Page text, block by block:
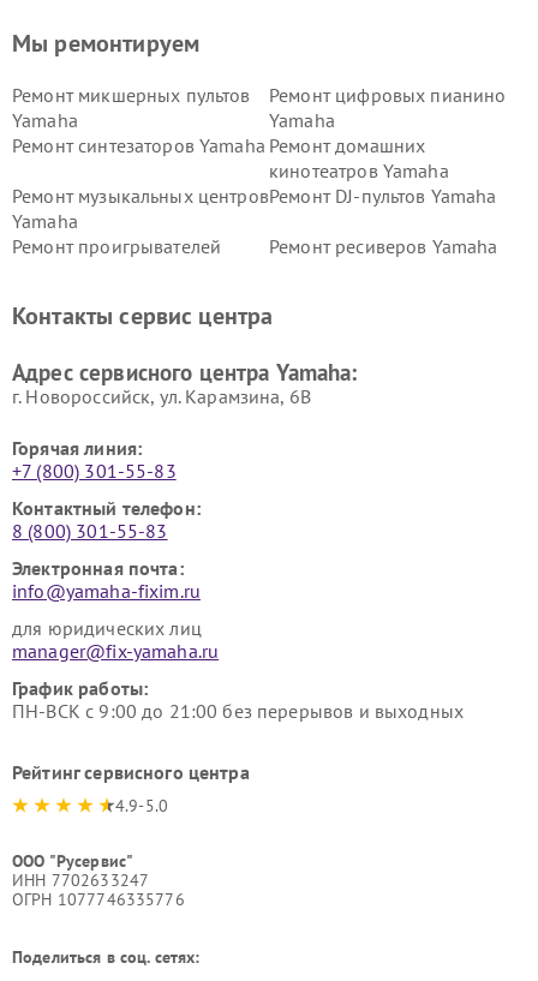
Мы ремонтируем
Ремонт микшерных пультов
Yamaha
Ремонт цифровых пианино
Yamaha
Ремонт синтезаторов Yamaha Ремонт домашних
кинотеатров Yamaha
Ремонт музыкальных центров
Yamaha
Ремонт DJ-пультов Yamaha
Ремонт проигрывателей
Ремонт ресиверов Yamaha
Yamaha
Yamaha
Контакты сервис центра
Адрес сервисного центра Yamaha:
г. Новороссийск, ул. Карамзина, 6В
Горячая линия:
+7 (800) 301-55-83
Контактный телефон:
8 (800) 301-55-83
Электронная почта:
info@yamaha-fixim.ru
для юридических лиц
manager@fix-yamaha.ru
График работы:
ПН-ВСК с 9:00 до 21:00 без перерывов и выходных
Рейтинг сервисного центра
4.9-5.0
ООО "Русервис"
ИНН 7702633247
ОГРН 1077746335776
Поделиться в соц. сетях: